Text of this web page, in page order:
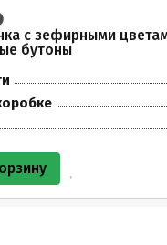
с зефирными
бутоны